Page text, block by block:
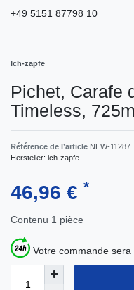
+49 5151 87798 10
Ich-zapfe
Pichet, Сarafe
Timeless,
Référence de l’article NEW-11287
Hersteller: ich-zapfe
46,96 € *
Contenu 1 pièce
Votre commande